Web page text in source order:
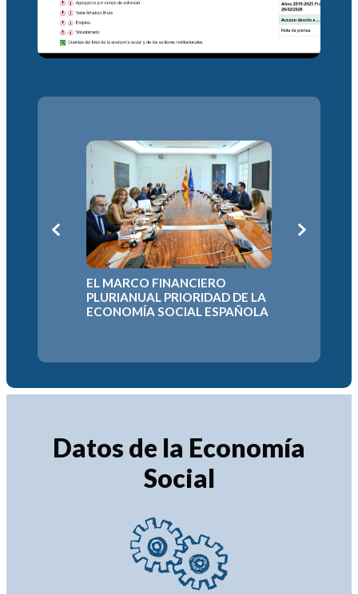
2030
EL MARCO FINANCIERO
PLURIANUAL PRIORIDAD DE LA
ECONOMÍA SOCIAL ESPAÑOLA
Datos de la Economía
Social